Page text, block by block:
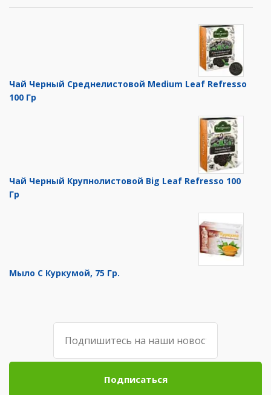
Чай Черный Среднелистовой Medium Leaf Refresso
100 Гр
Чай Черный Крупнолистовой Big Leaf Refresso 100
Гр
Мыло С Куркумой, 75 Гр.
Подписаться